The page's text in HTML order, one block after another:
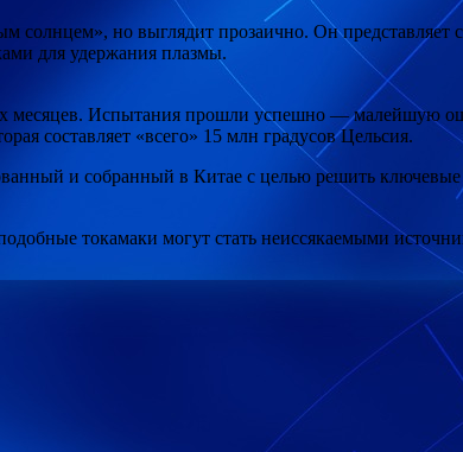
солнцем», но выглядит прозаично. Он
для удержания плазмы.
месяцев. Испытания прошли успешно — малейшую
составляет «всего» 15 млн градусов Цельсия.
и собранный в Китае с целью решить
токамаки могут стать неиссякаемыми